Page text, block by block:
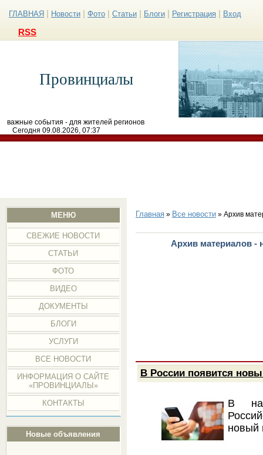
ГЛАВНАЯ Новости Фото Статьи Блоги Регистрация Вход
RSS
Провинциалы
важные события - для жителей регионов
Сегодня 09.08.2026, 07:37
МЕНЮ
СВЕЖИЕ НОВОСТИ
СТАТЬИ
ФОТО
ВИДЕО
ДОКУМЕНТЫ
БЛОГИ
УСЛУГИ
ВСЕ НОВОСТИ
ИНФОРМАЦИЯ О САЙТЕ
«ПРОВИНЦИАЛЫ»
КОНТАКТЫ
Новые объявления
Главная» Все новости» Архив
Архив материалов -
В России появится
В
новый